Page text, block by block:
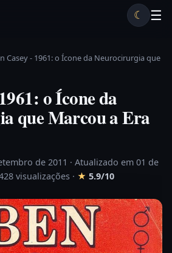
☰
☾
Casey - 1961: o Ícone da Neurocirurgia que
o Ícone da
que Marcou a Era
de 2011 · Atualizado em 01 de
visualizações · ★ 5.9/10